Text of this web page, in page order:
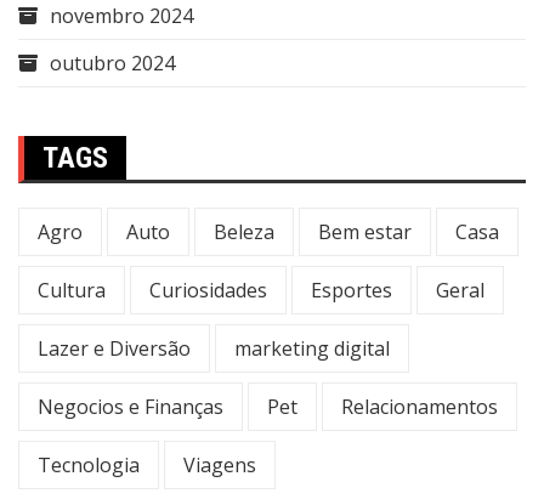
novembro 2024
outubro 2024
TAGS
Agro Auto Beleza Bem estar Casa
Cultura Curiosidades Esportes Geral
Lazer e Diversão marketing digital
Negocios e Finanças Pet Relacionamentos
Tecnologia Viagens